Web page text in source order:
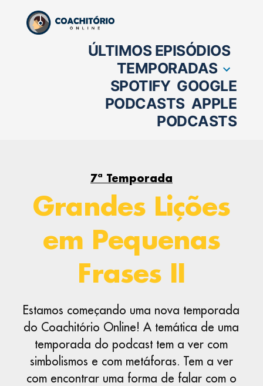
ÚLTIMOS EPISÓDIOS
TEMPORADAS
SPOTIFY GOOGLE
PODCASTS APPLE
PODCASTS
7ª Temporada
Grandes Lições
em Pequenas
Frases II
Estamos começando uma nova temporada
do Coachitório Online! A temática de uma
temporada do podcast tem a ver com
simbolismos e com metáforas. Tem a ver
com encontrar uma forma de falar com o